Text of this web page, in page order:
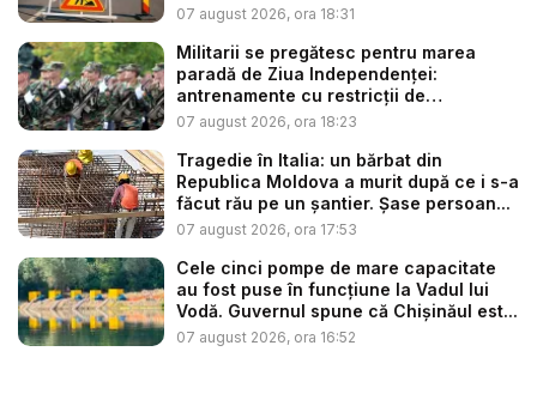
07 august 2026, ora 18:31
Militarii se pregătesc pentru marea
paradă de Ziua Independenței:
antrenamente cu restricții de
circulație...
07 august 2026, ora 18:23
Tragedie în Italia: un bărbat din
Republica Moldova a murit după ce i s-a
făcut rău pe un șantier. Șase persoan...
07 august 2026, ora 17:53
Cele cinci pompe de mare capacitate
au fost puse în funcțiune la Vadul lui
Vodă. Guvernul spune că Chișinăul est...
07 august 2026, ora 16:52